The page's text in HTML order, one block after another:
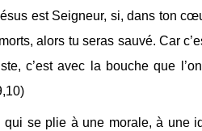
est Seigneur, si, dans ton
morts, alors tu seras sauvé. Car
c’est avec la bouche que
qui se plie à une morale, à une